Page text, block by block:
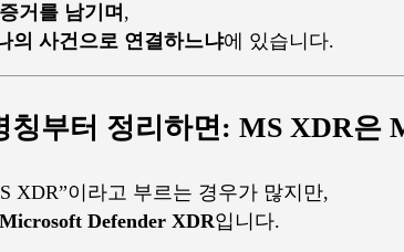
거를 남기며 ,
의 사건으로 연결하느냐에 있습니다.
칭부터 정리하면: MS XDR은
XDR”이라고 부르는 경우가 많지만,
Microsoft Defender XDR입니다.